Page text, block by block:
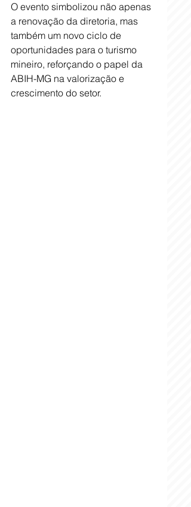
O evento simbolizou não apenas
a renovação da diretoria, mas
também um novo ciclo de
oportunidades para o turismo
mineiro, reforçando o papel da
ABIH-MG na valorização e
crescimento do setor.